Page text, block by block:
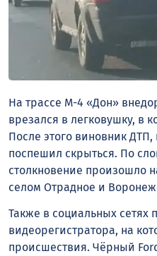
На трассе М-4 «Дон»
врезался в легковушку, в
После этого виновник ДТП,
поспешил скрыться. По
столкновение произошло
селом Отрадное и
Также в социальных сетях
видеорегистратора, на
происшествия. Чёрный